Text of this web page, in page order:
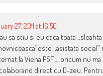
27, 2011 at 16:50
sa stiu si eu daca toata ,,sleahta
,,asistata
la Viena PSF…, oricum nu
direct cu D-zeu.